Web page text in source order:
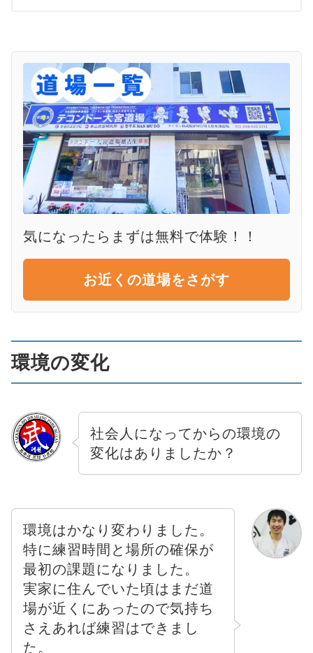
気になったらまずは無料で体験！！
お近くの道場をさがす
環境の変化
社会人になってからの環境の
変化はありましたか？
環境はかなり変わりました。
特に練習時間と場所の確保が
最初の課題になりました。
実家に住んでいた頃はまだ道
場が近くにあったので気持ち
さえあれば練習はできまし
た。